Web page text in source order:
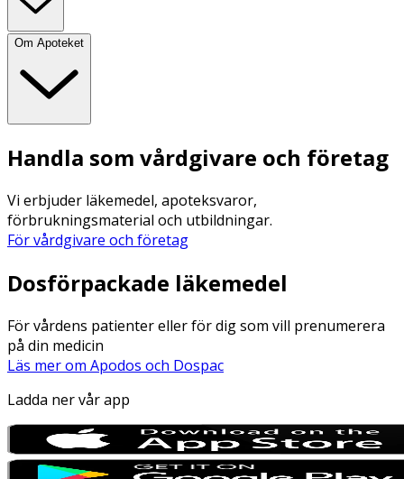
Om Apoteket
Handla som vårdgivare och företag
Vi erbjuder läkemedel, apoteksvaror,
förbrukningsmaterial och utbildningar.
För vårdgivare och företag
Dosförpackade läkemedel
För vårdens patienter eller för dig som vill prenumerera
på din medicin
Läs mer om Apodos och Dospac
Ladda ner vår app